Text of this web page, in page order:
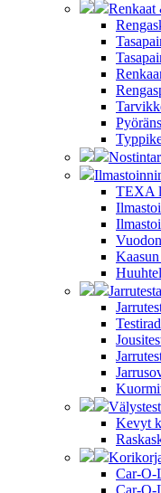
Renkaat
TEXA
Kevyt
Car-O-
Car-O-